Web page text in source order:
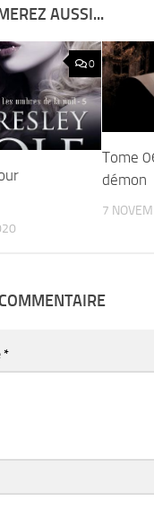
AUSSI...
0
Tome
démon
7
*